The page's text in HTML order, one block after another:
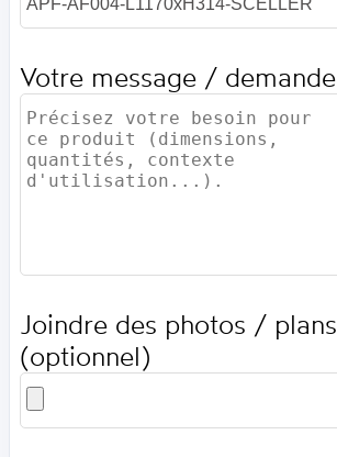
Votre message / demande
Joindre des photos / plans
(optionnel)